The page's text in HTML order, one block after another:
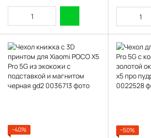
−40%
−50%